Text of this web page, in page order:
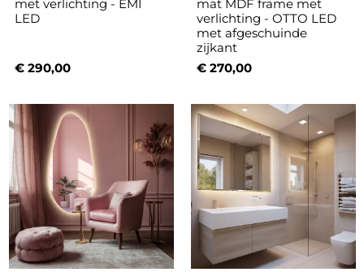
met verlichting - EMI
LED
€ 290,00
mat MDF frame met
verlichting - OTTO LED
met afgeschuinde
zijkant
€ 270,00